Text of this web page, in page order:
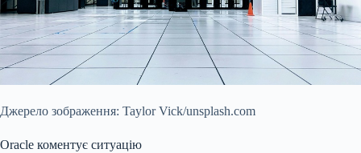
Джерело зображення: Taylor Vick/unsplash.com
Oracle коментує ситуацію